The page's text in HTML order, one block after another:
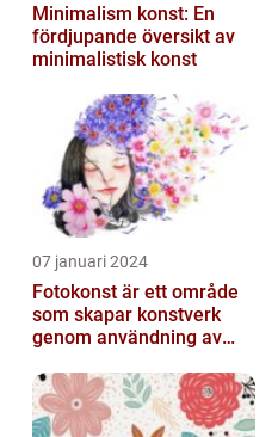
Minimalism konst: En
fördjupande översikt av
minimalistisk konst
07 januari 2024
Fotokonst är ett område
som skapar konstverk
genom användning av